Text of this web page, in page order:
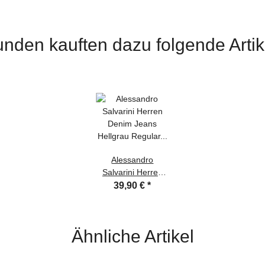
kauften dazu folgende
Alessandro
Salvarini Herren
Denim Jeans
39,90 €*
Ähnliche Artikel